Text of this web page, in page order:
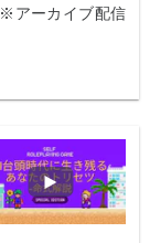
アーカイブ配信